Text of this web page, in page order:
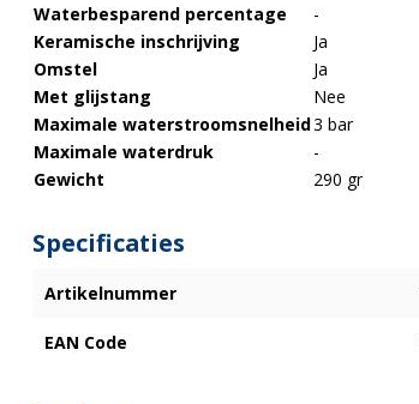
Waterbesparend percentage
-
Keramische inschrijving
Ja
Omstel
Ja
Met glijstang
Nee
Maximale waterstroomsnelheid3 bar
Maximale waterdruk
-
Gewicht
290 gr
Specificaties
Artikelnummer
EAN Code